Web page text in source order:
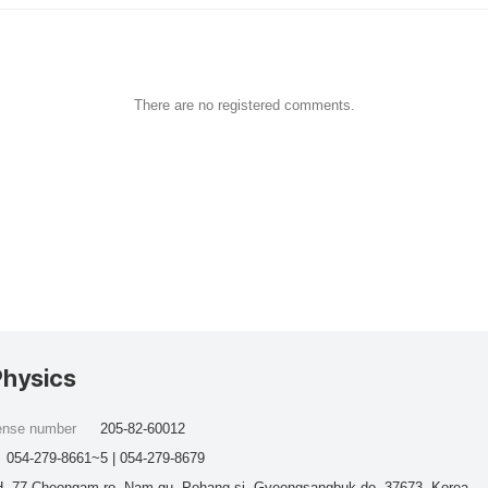
There are no registered comments.
number
205-82-60012
054-279-8661~5 | 054-279-8679